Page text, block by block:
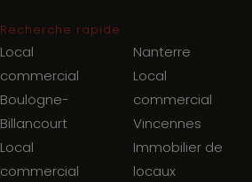
Recherche rapide
Local
commercial
Boulogne-
Billancourt
Local
commercial
Nanterre
Local
commercial
Vincennes
Immobilier de
locaux